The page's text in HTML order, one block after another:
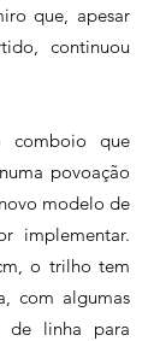
que, apesar
continuou
comboio que
povoação
modelo de
implementar.
o trilho tem
com algumas
de linha para